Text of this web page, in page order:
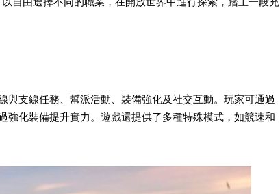
自由選擇不同的職業，在開放世界中進行探索，踏上一段充
與支線任務、幫派活動、裝備強化及社交互動。玩家可通過
強化裝備提升實力。遊戲還提供了多種特殊模式，如競速和